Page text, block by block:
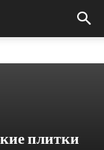
плитки